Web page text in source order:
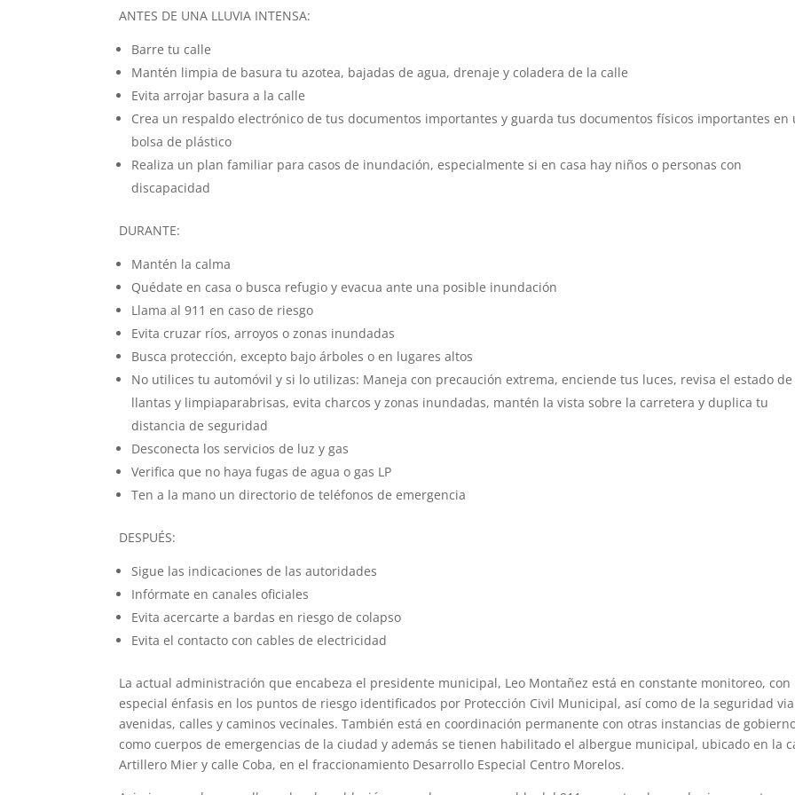
ANTES DE UNA LLUVIA INTENSA:
Barre tu calle
Mantén limpia de basura tu azotea, bajadas de agua, drenaje y coladera de la calle
Evita arrojar basura a la calle
Crea un respaldo electrónico de tus documentos importantes y guarda tus documentos físicos importantes en
bolsa de plástico
Realiza un plan familiar para casos de inundación, especialmente si en casa hay niños o personas con
discapacidad
DURANTE:
Mantén la calma
Quédate en casa o busca refugio y evacua ante una posible inundación
Llama al 911 en caso de riesgo
Evita cruzar ríos, arroyos o zonas inundadas
Busca protección, excepto bajo árboles o en lugares altos
No utilices tu automóvil y si lo utilizas: Maneja con precaución extrema, enciende tus luces, revisa el estado
llantas y limpiaparabrisas, evita charcos y zonas inundadas, mantén la vista sobre la carretera y duplica tu
distancia de seguridad
Desconecta los servicios de luz y gas
Verifica que no haya fugas de agua o gas LP
Ten a la mano un directorio de teléfonos de emergencia
DESPUÉS:
Sigue las indicaciones de las autoridades
Infórmate en canales oficiales
Evita acercarte a bardas en riesgo de colapso
Evita el contacto con cables de electricidad
La actual administración que encabeza el presidente municipal, Leo Montañez está en constante monitoreo, con
especial énfasis en los puntos de riesgo identificados por Protección Civil Municipal, así como de la seguridad
avenidas, calles y caminos vecinales. También está en coordinación permanente con otras instancias de
como cuerpos de emergencias de la ciudad y además se tienen habilitado el albergue municipal, ubicado en la
Artillero Mier y calle Coba, en el fraccionamiento Desarrollo Especial Centro Morelos.